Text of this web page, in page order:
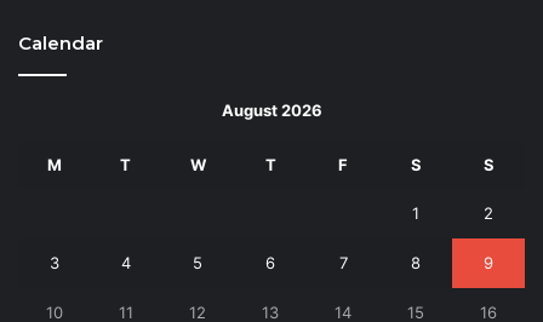
Calendar
August 2026
M T W T F S S
1 2
3 4 5 6 7 8 9
10 11 12 13 14 15 16